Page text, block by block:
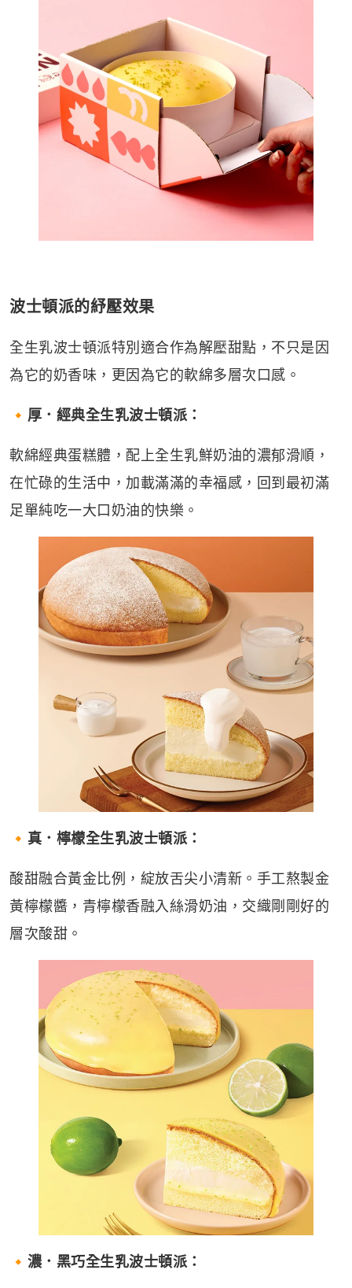
波士頓派的紓壓效果
全生乳波士頓派特別適合作為解壓甜點，不只是因
為它的奶香味，更因為它的軟綿多層次口感。
🔸厚．經典全生乳波士頓派：
軟綿經典蛋糕體，配上全生乳鮮奶油的濃郁滑順，
在忙碌的生活中，加載滿滿的幸福感，回到最初滿
足單純吃一大口奶油的快樂。
🔸 真．檸檬全生乳波士頓派：
酸甜融合黃金比例，綻放舌尖小清新。手工熬製金
黃檸檬醬，青檸檬香融入絲滑奶油，交織剛剛好的
層次酸甜。
🔸濃．黑巧全生乳波士頓派：